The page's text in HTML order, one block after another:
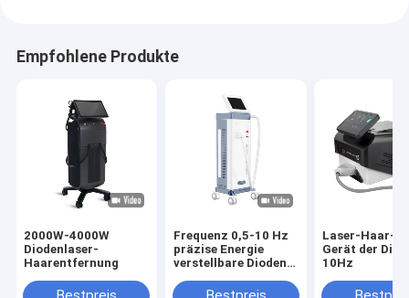
Empfohlene Produkte
2000W-4000W
Diodenlaser-
Haarentfernung
Frequenz 0,5-10 Hz
präzise Energie
verstellbare Dioden
Haarentfernung
Laser-Haar-
Gerät der
10Hz